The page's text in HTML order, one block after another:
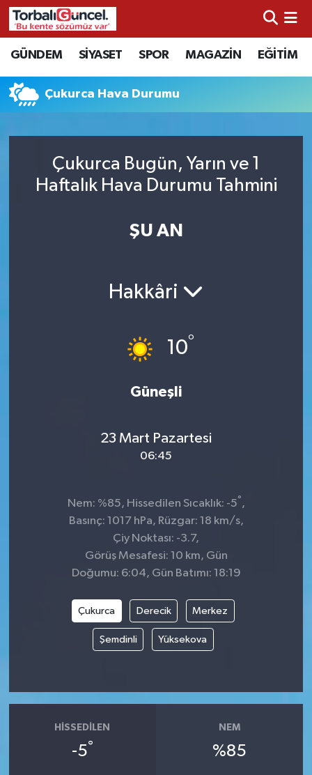
GÜNDEM SİYASET SPOR MAGAZİN EĞİTİM
Çukurca Hava Durumu
Çukurca Bugün, Yarın ve 1
Haftalık Hava Durumu Tahmini
ŞU AN
Hakkâri
10°
Güneşli
23 Mart Pazartesi
06:45
Nem: %85, Hissedilen Sıcaklık: -5° ,
Basınç: 1017 hPa, Rüzgar: 18 km/s,
Çiy Noktası: -3.7,
Görüş Mesafesi: 10 km, Gün
Doğumu: 6:04, Gün Batımı: 18:19
Çukurca Derecik Merkez
Şemdinli Yüksekova
HISSEDILEN
-5°
NEM
%85
İzmir Nöbetçi Eczaneler
İzmir Hava Durumu
İzmir Trafik Yoğunluk Haritası
Süper Lig Puan Durumu ve Fikstür